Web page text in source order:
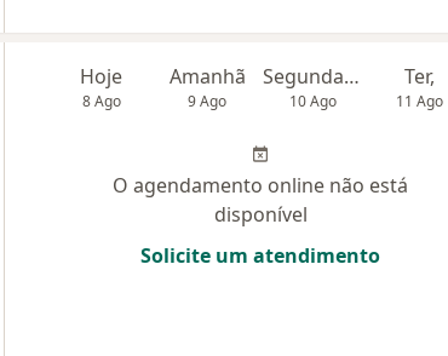
Hoje
8 Ago
Amanhã
9 Ago
Segunda-feira
10 Ago
Ter,
11 Ago
O agendamento online não está
disponível
Solicite um atendimento